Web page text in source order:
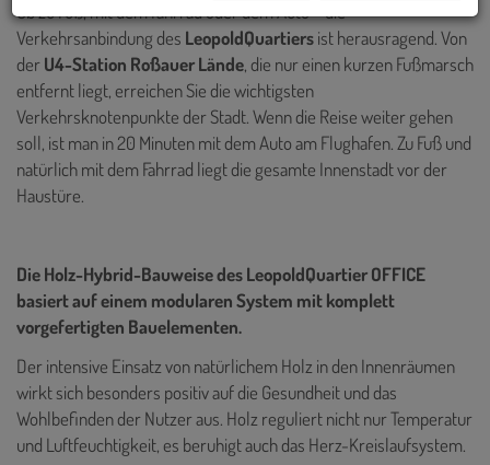
Ob zu Fuß, mit dem Fahrrad oder dem Auto – die
Verkehrsanbindung des LeopoldQuartiersist herausragend. Von
derU4-Station Roßauer Lände, die nur einen kurzen Fußmarsch
entfernt liegt, erreichen Sie die wichtigsten
Verkehrsknotenpunkte der Stadt. Wenn die Reise weiter gehen
soll, ist man in 20 Minuten mit dem Auto am Flughafen. Zu Fuß und
natürlich mit dem Fahrrad liegt die gesamte Innenstadt vor der
Haustüre.
Die Holz-Hybrid-Bauweise des LeopoldQuartier OFFICE
basiert auf einem modularen System mit komplett
vorgefertigten Bauelementen.
Der intensive Einsatz von natürlichem Holz in den Innenräumen
wirkt sich besonders positiv auf die Gesundheit und das
Wohlbefinden der Nutzer aus. Holz reguliert nicht nur Temperatur
und Luftfeuchtigkeit, es beruhigt auch das Herz-Kreislaufsystem.